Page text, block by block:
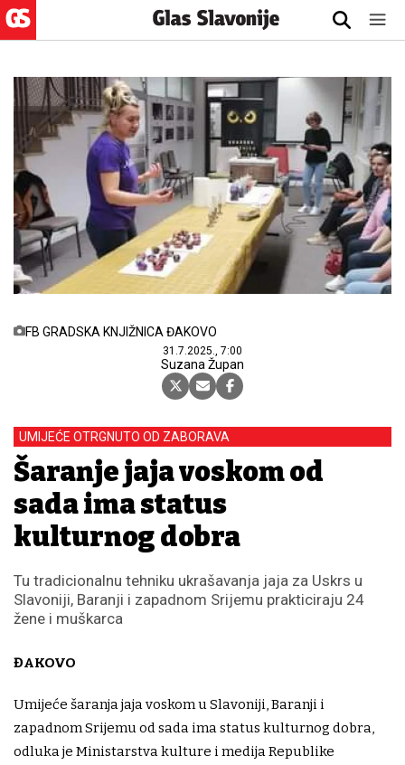
FB GRADSKA KNJIŽNICA ĐAKOVO
31.7.2025., 7:00
Suzana Župan
UMIJEĆE OTRGNUTO OD ZABORAVA
Šaranje jaja voskom od
sada ima status
kulturnog dobra
Tu tradicionalnu tehniku ukrašavanja jaja za Uskrs u
Slavoniji, Baranji i zapadnom Srijemu prakticiraju 24
žene i muškarca
ĐAKOVO
Umijeće šaranja jaja voskom u Slavoniji, Baranji i
zapadnom Srijemu od sada ima status kulturnog dobra,
odluka je Ministarstva kulture i medija Republike